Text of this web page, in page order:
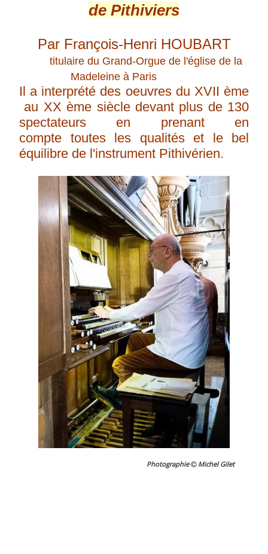
de Pithiviers
Par François-Henri HOUBART
titulaire du Grand-Orgue de l'église de la
Madeleine à Paris
Il a interprété des oeuvres du XVII ème
au XX ème siècle devant plus de 130
spectateurs en prenant en
compte toutes les qualités et le bel
équilibre de l'instrument Pithivérien.
Photographie Michel Gilet